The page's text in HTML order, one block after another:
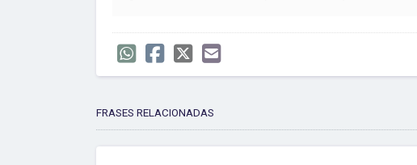
FRASES RELACIONADAS